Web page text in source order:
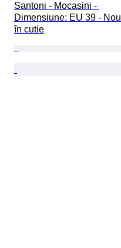
Santoni - Mocasini -
Dimensiune: EU 39 - Nou
în cutie